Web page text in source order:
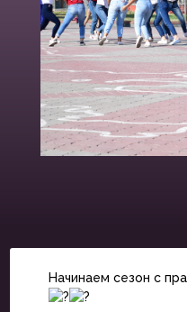
Начинаем сезон с